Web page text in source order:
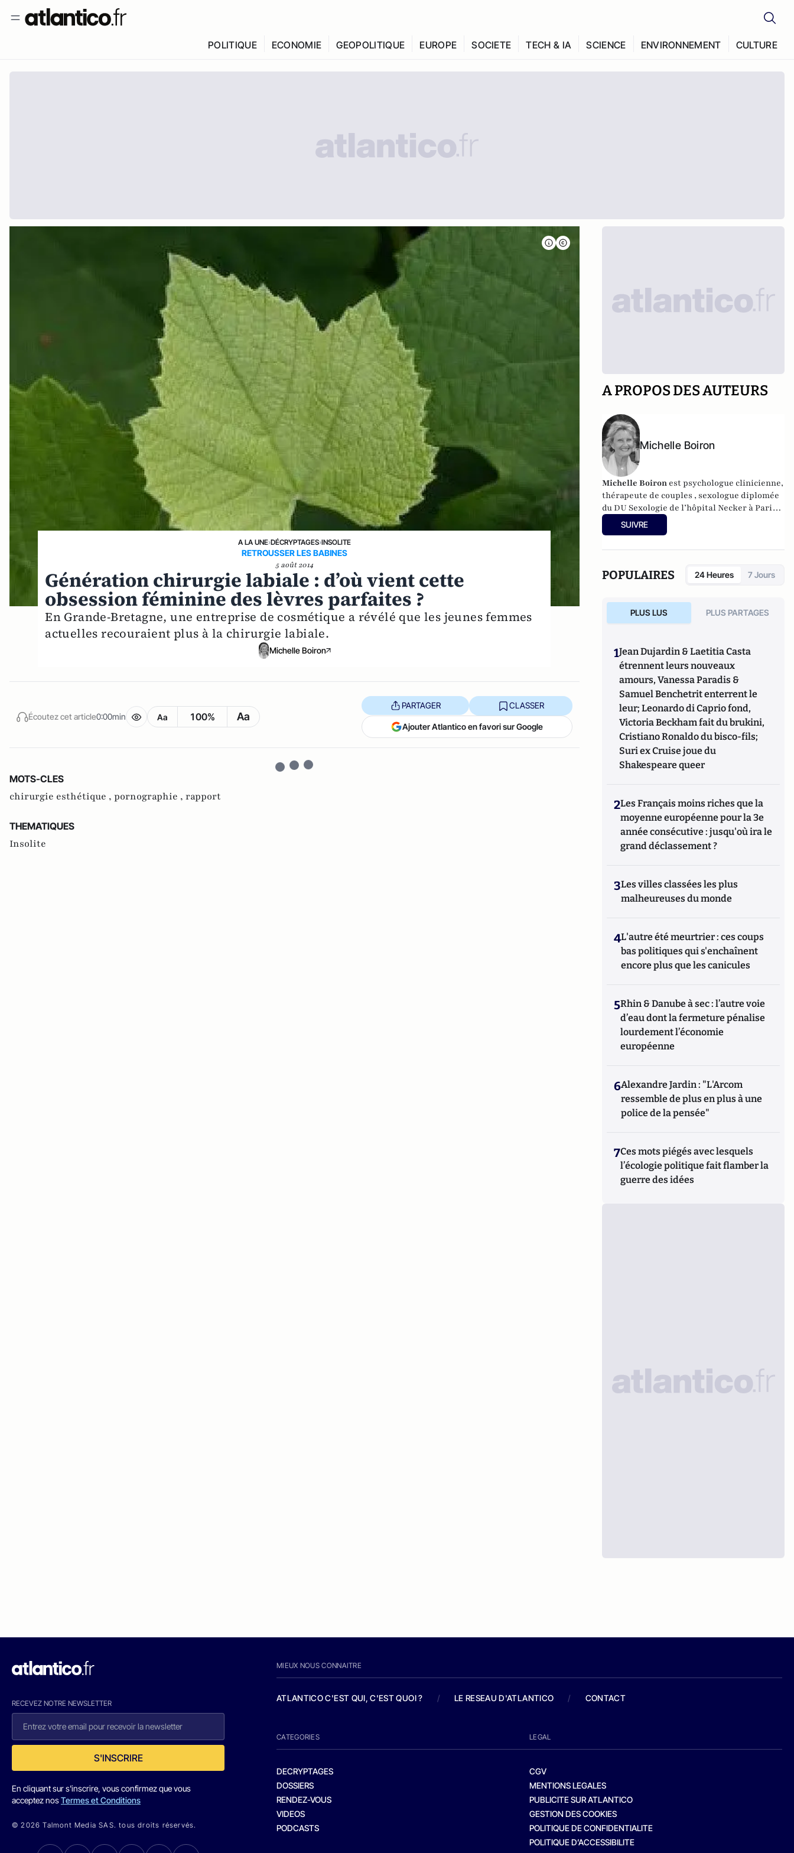
POLITIQUE ECONOMIE GEOPOLITIQUE EUROPE SOCIETE TECH & IA SCIENCE ENVIRONNEMENT CULTURE
A LA UNE›DÉCRYPTAGES›INSOLITE
RETROUSSER LES BABINES
5 août 2014
Génération chirurgie labiale : d’où vient cette
obsession féminine des lèvres parfaites ?
En Grande-Bretagne, une entreprise de cosmétique a révélé que les jeunes femmes
actuelles recouraient plus à la chirurgie labiale.
Michelle Boiron
Écoutez cet article0:00min Aa 100% Aa
PARTAGER CLASSER
Ajouter Atlantico en favori sur Google
MOTS-CLES
chirurgie esthétique , pornographie , rapport
THEMATIQUES
Insolite
A PROPOS DES AUTEURS
Michelle Boiron
Michelle Boiron est psychologue clinicienne,
thérapeute de couples , sexologue diplomée
du DU Sexologie de l’hôpital Necker à Paris,
et membre de l’AIUS (Association
interuniversitaire de sexologie). Elle est
gourmandise et sexualité, le XXIème sexe,
l’addiction sexuelle, la fragilité masculine,
invitée du magazine
Sexualités Humaines
SUIVRE
POPULAIRES 24 Heures 7 Jours
PLUS LUS PLUS PARTAGES
1Jean Dujardin & Laetitia Casta
étrennent leurs nouveaux
amours, Vanessa Paradis &
Samuel Benchetrit enterrent le
leur; Leonardo di Caprio fond,
Victoria Beckham fait du brukini,
Cristiano Ronaldo du bisco-fils;
Suri ex Cruise joue du
Shakespeare queer
2Les Français moins riches que la
moyenne européenne pour la 3e
année consécutive : jusqu'où ira le
grand déclassement ?
3Les villes classées les plus
malheureuses du monde
4L'autre été meurtrier : ces coups
bas politiques qui s'enchaînent
encore plus que les canicules
5Rhin & Danube à sec : l’autre voie
d’eau dont la fermeture pénalise
lourdement l’économie
européenne
6Alexandre Jardin : "L'Arcom
ressemble de plus en plus à une
police de la pensée"
7Ces mots piégés avec lesquels
l’écologie politique fait flamber la
guerre des idées
RECEVEZ NOTRE NEWSLETTER
S'INSCRIRE
En cliquant sur s'inscrire, vous confirmez que vous
acceptez nosTermes et Conditions
© 2026 Talmont Media SAS. tous droits réservés.
MIEUX NOUS CONNAITRE
ATLANTICO C'EST QUI, C'EST QUOI ? / LE RESEAU D'ATLANTICO / CONTACT
CATEGORIES
DECRYPTAGES
DOSSIERS
RENDEZ-VOUS
VIDEOS
PODCASTS
LEGAL
CGV
MENTIONS LEGALES
PUBLICITE SUR ATLANTICO
GESTION DES COOKIES
POLITIQUE DE CONFIDENTIALITE
POLITIQUE D’ACCESSIBILITE